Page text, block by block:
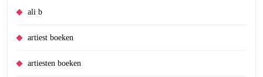
ali b
artiest boeken
artiesten boeken